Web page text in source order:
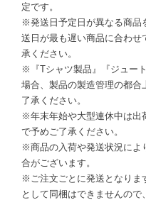
定です。
※発送日予定日が異なる商品
送日が最も遅い商品に合わせ
承ください。
※『Tシャツ製品』『ジュー
場合、製品の製造管理の都
了承ください。
※年末年始や大型連休中は出
で予めご了承ください。
※商品の入荷や発送状況によ
合がございます。
※ご注文ごとに発送となりま
として同梱はできませんので